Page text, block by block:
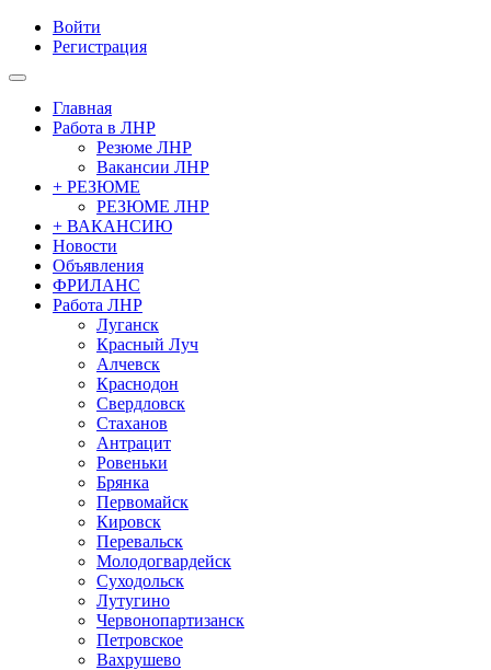
Войти
Регистрация
Главная
Работа в ЛНР
Резюме ЛНР
Вакансии ЛНР
+ РЕЗЮМЕ
РЕЗЮМЕ ЛНР
+ ВАКАНСИЮ
Новости
Объявления
ФРИЛАНС
Работа ЛНР
Луганск
Красный Луч
Алчевск
Краснодон
Свердловск
Стаханов
Антрацит
Ровеньки
Брянка
Первомайск
Кировск
Перевальск
Молодогвардейск
Суходольск
Лутугино
Червонопартизанск
Петровское
Вахрушево